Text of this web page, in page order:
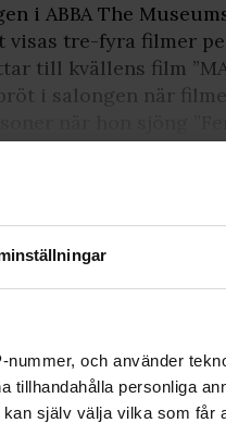
och använder
tillhandahålla personliga
själv välja vilka som får
i ABBA The
tre-fyra filmer
till kvällens film
i salongen när
artikeln, och
HELA ARTIKELN